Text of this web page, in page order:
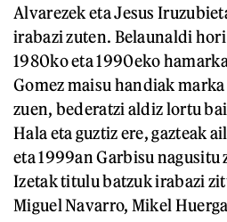
Alvarezek eta Jesus
irabazi zuten. Belaunaldi hori
1980ko eta 1990eko
Gomez maisu handiak
zuen, bederatzi aldiz lortu
Hala eta guztiz ere, gazteak
eta 1999an Garbisu nagusitu
Izetak titulu batzuk irabazi
Miguel Navarro, Mikel